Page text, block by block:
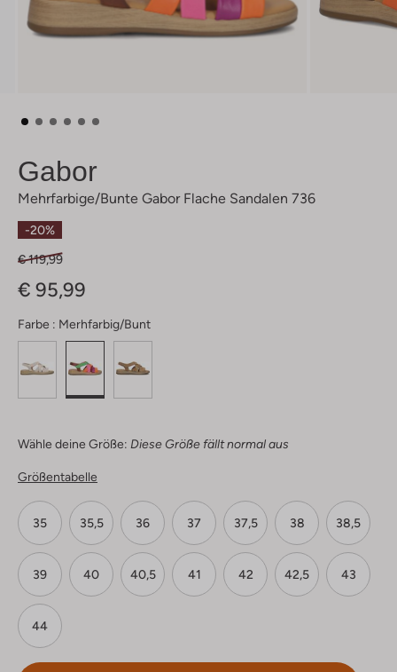
Gabor
Mehrfarbige/bunte Gabor Flache Sandalen 736
-20%
€ 119,99
€ 95,99
Farbe : Merhfarbig/bunt
Wähle deine Größe: Diese Größe fällt normal aus
Größentabelle
35 35,5 36 37 37,5 38 38,5
39 40 40,5 41 42 42,5 43
44